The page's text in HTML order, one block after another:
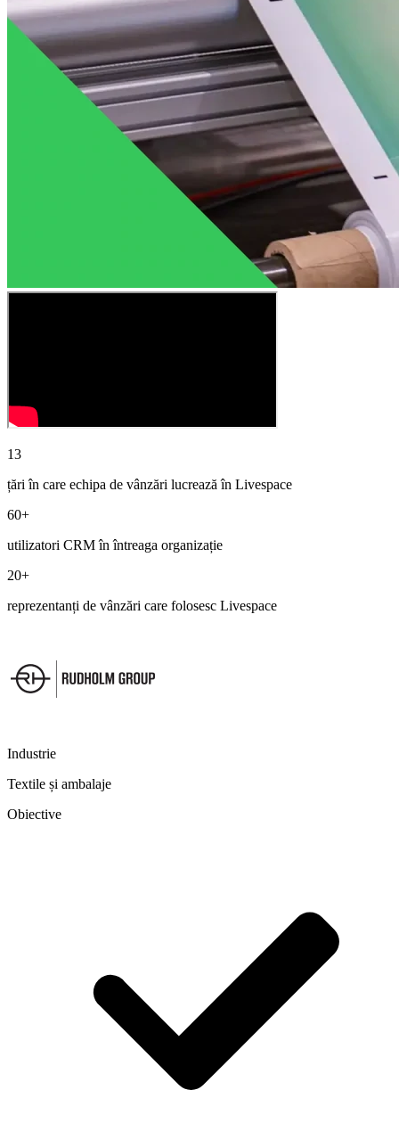
13
țări în care echipa de vânzări lucrează în Livespace
60+
utilizatori CRM în întreaga organizație
20+
reprezentanți de vânzări care folosesc Livespace
Industrie
Textile și ambalaje
Obiective